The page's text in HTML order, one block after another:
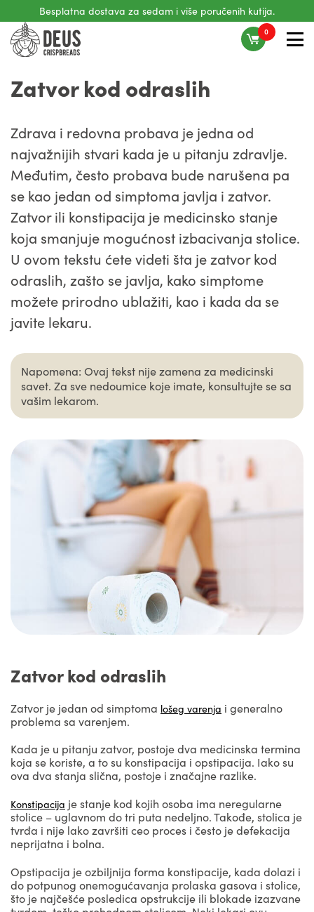
content
Besplatna dostava za sedam i više poručenih kutija.
0
Zatvor kod odraslih
Zdrava i redovna probava je jedna od
najvažnijih stvari kada je u pitanju zdravlje.
Međutim, često probava bude narušena pa
se kao jedan od simptoma javlja i zatvor.
Zatvor ili konstipacija je medicinsko stanje
koja smanjuje mogućnost izbacivanja stolice.
U ovom tekstu ćete videti šta je zatvor kod
odraslih, zašto se javlja, kako simptome
možete prirodno ublažiti, kao i kada da se
javite lekaru.
Napomena: Ovaj tekst nije zamena za medicinski
savet. Za sve nedoumice koje imate, konsultujte se sa
vašim lekarom.
Zatvor kod odraslih
Zatvor je jedan od simptoma lošeg varenja i generalno
problema sa varenjem.
Kada je u pitanju zatvor, postoje dva medicinska termina
koja se koriste, a to su konstipacija i opstipacija. Iako su
ova dva stanja slična, postoje i značajne razlike.
Konstipacija je stanje kod kojih osoba ima neregularne
stolice – uglavnom do tri puta nedeljno. Takođe, stolica je
tvrđa i nije lako završiti ceo proces i često je defekacija
neprijatna i bolna.
Opstipacija je ozbiljnija forma konstipacije, kada dolazi i
do potpunog onemogućavanja prolaska gasova i stolice,
što je najčešće posledica opstrukcije ili blokade izazvane